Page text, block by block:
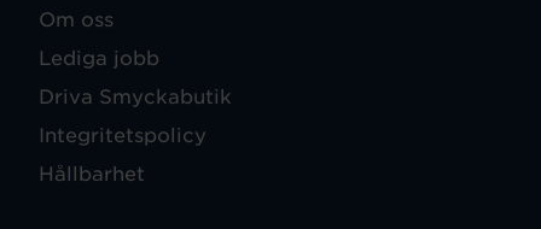
Om oss
Lediga jobb
Driva Smyckabutik
Integritetspolicy
Hållbarhet